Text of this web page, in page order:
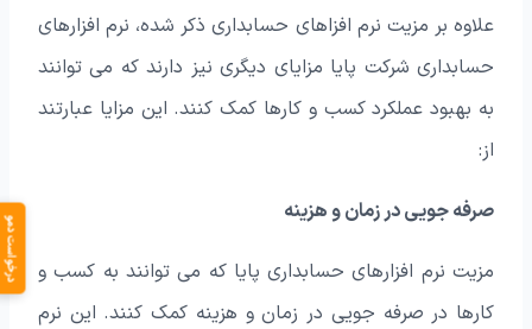
علاوه بر مزیت نرم افزاهای حسابداری ذکر شده، نرم افزارهای
حسابداری شرکت پایا مزایای دیگری نیز دارند که می‌ توانند
به بهبود عملکرد کسب و کارها کمک کنند. این مزایا عبارتند
از:
صرفه جویی در زمان و هزینه
مزیت نرم افزارهای حسابداری پایا که می‌ توانند به کسب و
کارها در صرفه جویی در زمان و هزینه کمک کنند. این نرم
درخواست دمو